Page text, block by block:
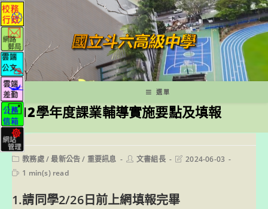
跳
轉
至
主
要
內
容
選單
112學年度課業輔導實施要點及填報
Post
category:
教務處/ 最新公告 / 重要訊息
Post文書組長
Post2024-06-03
Reading
1 min(s) read
1.請同學2/26日前上網填報完畢